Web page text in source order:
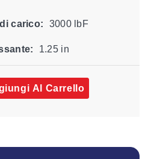
carico: 3000 lbF
1.25 in
Al Carrello